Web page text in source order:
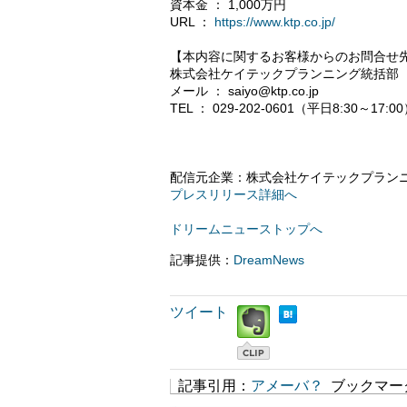
資本金 ： 1,000万円
URL ： https://www.ktp.co.jp/
【本内容に関するお客様からのお問合せ
株式会社ケイテックプランニング統括部
メール ： saiyo@ktp.co.jp
TEL ： 029-202-0601（平日8:30～17:00
配信元企業：株式会社ケイテックプラン
プレスリリース詳細へ
ドリームニューストップへ
記事提供： DreamNews
ツイート
記事引用： アメーバ？ ブックマー